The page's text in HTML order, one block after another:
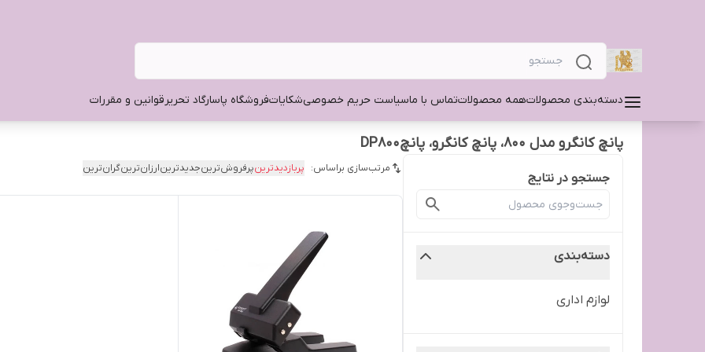
دسته‌بندی محصولاتهمه محصولاتتماس با ماسیاست حریم خصوصیشکایاتفروشگاه پاسارگاد تحریرقوانین و مقررات
پانچ کانگرو مدل ۸۰۰، پانچ کانگرو، پانچDP800
جستجو در نتایج
دسته‌بندی
لوازم اداری
مرتب‌سازی براساس: پربازدیدترینپرفروش‌ترینجدیدترینارزان‌ترینگران‌ترین